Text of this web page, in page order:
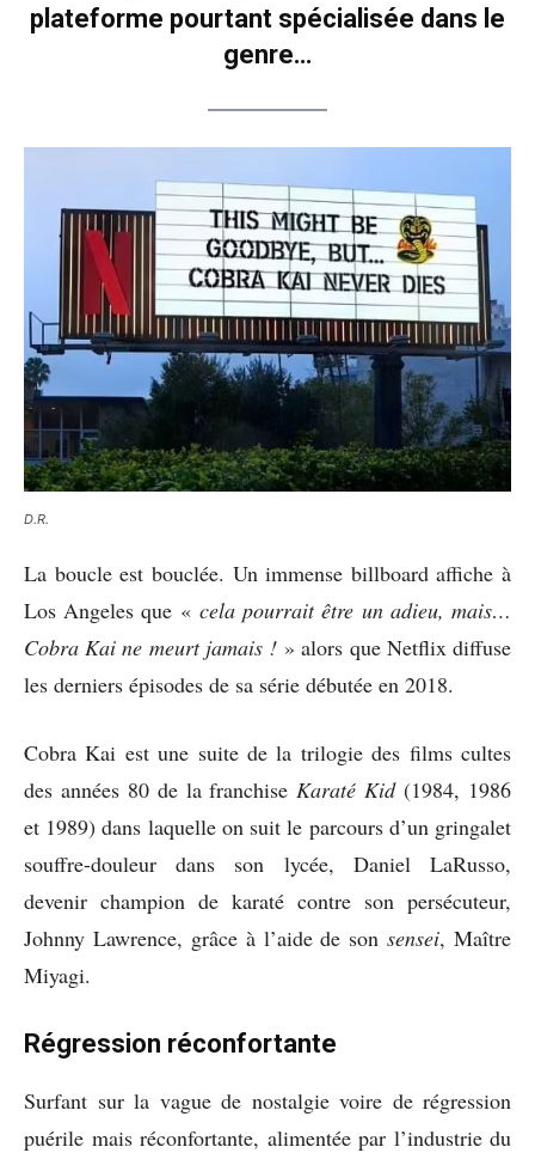
plateforme pourtant spécialisée dans le
genre…
D.R.
La boucle est bouclée. Un immense billboard affiche à
Los Angeles que « cela pourrait être un adieu, mais…
Cobra Kai ne meurt jamais ! » alors que Netflix diffuse
les derniers épisodes de sa série débutée en 2018.
Cobra Kai est une suite de la trilogie des films cultes
des années 80 de la franchise Karaté Kid(1984, 1986
et 1989) dans laquelle on suit le parcours d’un gringalet
souffre-douleur dans son lycée, Daniel LaRusso,
devenir champion de karaté contre son persécuteur,
Johnny Lawrence, grâce à l’aide de sonsensei, Maître
Miyagi.
Régression réconfortante
Surfant sur la vague de nostalgie voire de régression
puérile mais réconfortante, alimentée par l’industrie du